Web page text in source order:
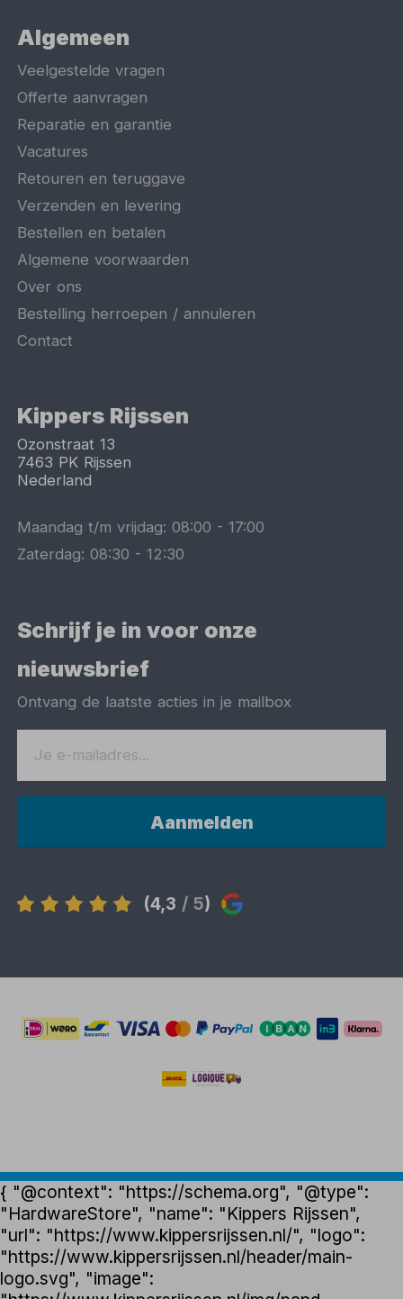
Algemeen
Veelgestelde vragen
Offerte aanvragen
Reparatie en garantie
Vacatures
Retouren en teruggave
Verzenden en levering
Bestellen en betalen
Algemene voorwaarden
Over ons
Bestelling herroepen / annuleren
Contact
Kippers Rijssen
Ozonstraat 13
7463 PK Rijssen
Nederland
Maandag t/m vrijdag:08:00 -17:00
Zaterdag:08:30 -12:30
Schrijf je in voor onze
nieuwsbrief
Ontvang de laatste acties in je mailbox
Aanmelden
(4,3 / 5)
{ "@context": "https://schema.org", "@type":
"HardwareStore", "name": "Kippers Rijssen",
"url": "https://www.kippersrijssen.nl/", "logo":
"https://www.kippersrijssen.nl/header/main-
logo.svg", "image":